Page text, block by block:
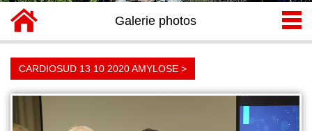
Galerie photos
CARDIOSUD 13 10 2020 AMYLOSE >